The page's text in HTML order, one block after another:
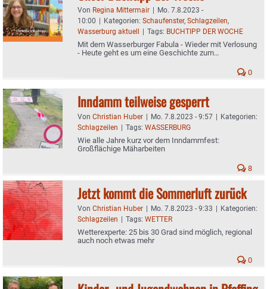
Von Regina Mittermair | Mo. 7.8.2023 -
10:00 | Kategorien: Schaufenster, Schlagzeilen,
Wasserburg aktuell | Tags: BUCHTIPP DER WOCHE
Mit dem Wasserburger Fabula - Wieder mit Verlosung
- Heute geht es um eine Geschichte zum
0
Inndamm teilweise gesperrt
Von Christian Huber | Mo. 7.8.2023 - 9:57 | Kategorien:
Schlagzeilen | Tags: WASSERBURG
Wie alle Jahre kurz vor dem Inndammfest:
Großflächige Mäharbeiten
8
Jetzt kommt die Sommerluft zurück
Von Christian Huber | Mo. 7.8.2023 - 9:33 | Kategorien:
Schlagzeilen | Tags: WETTER
Wetterexperte: 25 bis 30 Grad sind möglich, regional
auch noch etwas mehr
0